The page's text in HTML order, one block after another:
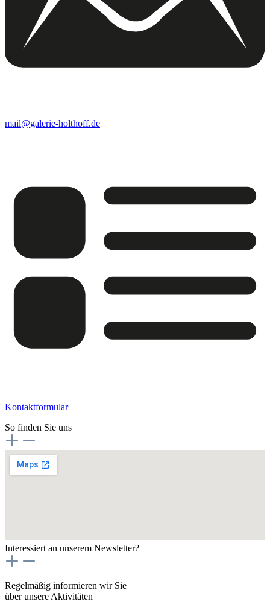
mail@galerie-holthoff.de
Kontaktformular
So finden Sie uns
Interessiert an unserem Newsletter?
Regelmäßig informieren wir Sie
über unsere Aktivitäten